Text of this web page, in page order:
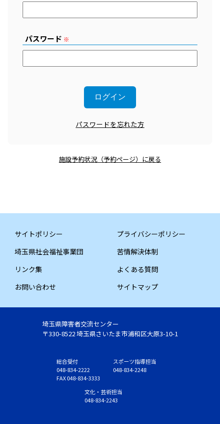
パスワード ※
パスワードを忘れた方
施設予約状況（予約ページ）に戻る
サイトポリシー
プライバシーポリシー
埼玉県社会福祉事業団
苦情解決体制
リンク集
よくある質問
お問い合わせ
サイトマップ
埼玉県障害者交流センター
〒330-8522 埼玉県さいたま市浦和区大原3-10-1
総合受付
048-834-2222
FAX 048-834-3333
スポーツ指導担当
048-834-2248
文化・芸術担当
048-834-2243